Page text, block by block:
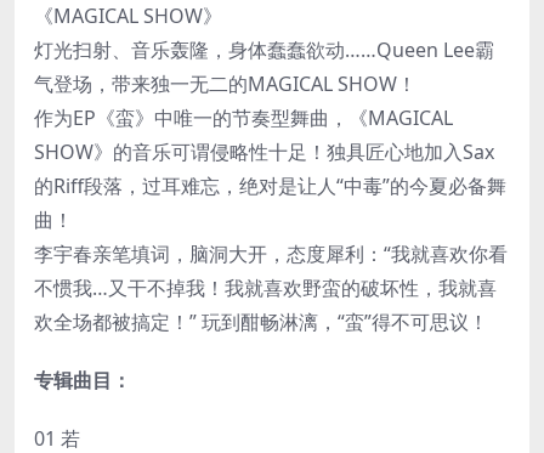
《MAGICAL SHOW》
灯光扫射、音乐轰隆，身体蠢蠢欲动……Queen Lee霸
气登场，带来独一无二的MAGICAL SHOW！
作为EP《蛮》中唯一的节奏型舞曲，《MAGICAL
SHOW》的音乐可谓侵略性十足！独具匠心地加入Sax
的Riff段落，过耳难忘，绝对是让人“中毒”的今夏必备舞
曲！
李宇春亲笔填词，脑洞大开，态度犀利：“我就喜欢你看
不惯我…又干不掉我！我就喜欢野蛮的破坏性，我就喜
欢全场都被搞定！” 玩到酣畅淋漓，“蛮”得不可思议！
专辑曲目：
01 若